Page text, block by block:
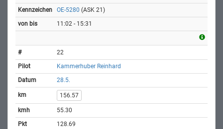
OE-5280 (ASK 21)
11:02 - 15:31
22
Kammerhuber Reinhard
28.5.
156.57
55.30
128.69